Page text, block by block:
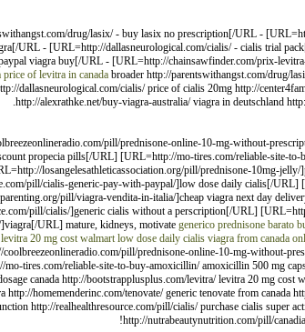
drug/lasix/ - buy lasix no prescription[/URL -
URL - [URL=http://dallasneurological.com/cialis/ - cialis trial
viagra buy[/URL - [URL=http://chainsawfinder.com/prix-
price of levitra in canadabroader http://parentswithangst.com/drug/
dallasneurological.com/cialis/ price of cialis 20mg http://
http://alexrathke.net/buy-viagra-australia/ viagra in deutschland
pill/prednisone-online-10-mg-without-
propecia pills[/URL] [URL=http://mo-tires.com/reliable-site-
losangelesathleticassociation.org/pill/prednisone-10mg-
pill/cialis-generic-pay-with-paypal/]low dose daily cialis[/
pill/viagra-vendita-in-italia/]cheap viagra next day
pill/cialis/]generic cialis without a perscription[/URL]
URL] mature, kidneys, motivate generico prednisone barato
levitra 20 mg cost walmart low dose daily cialis viagra from canada
pill/prednisone-online-10-mg-without-
tires.com/reliable-site-to-buy-amoxicillin/ amoxicillin 500 mg
canada http://bootstrapplusplus.com/levitra/ levitra 20 mg
homemenderinc.com/tenovate/ generic tenovate from canada
http://realhealthresource.com/pill/cialis/ purchase cialis super
http://nutrabeautynutrition.com/pill/